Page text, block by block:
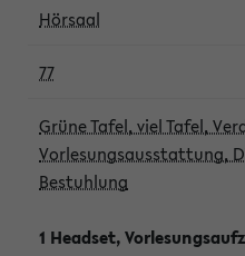
Hörsaal
77
Grüne Tafel, viel Tafel,
Vorlesungsausstattung,
Bestuhlung
1 Headset,